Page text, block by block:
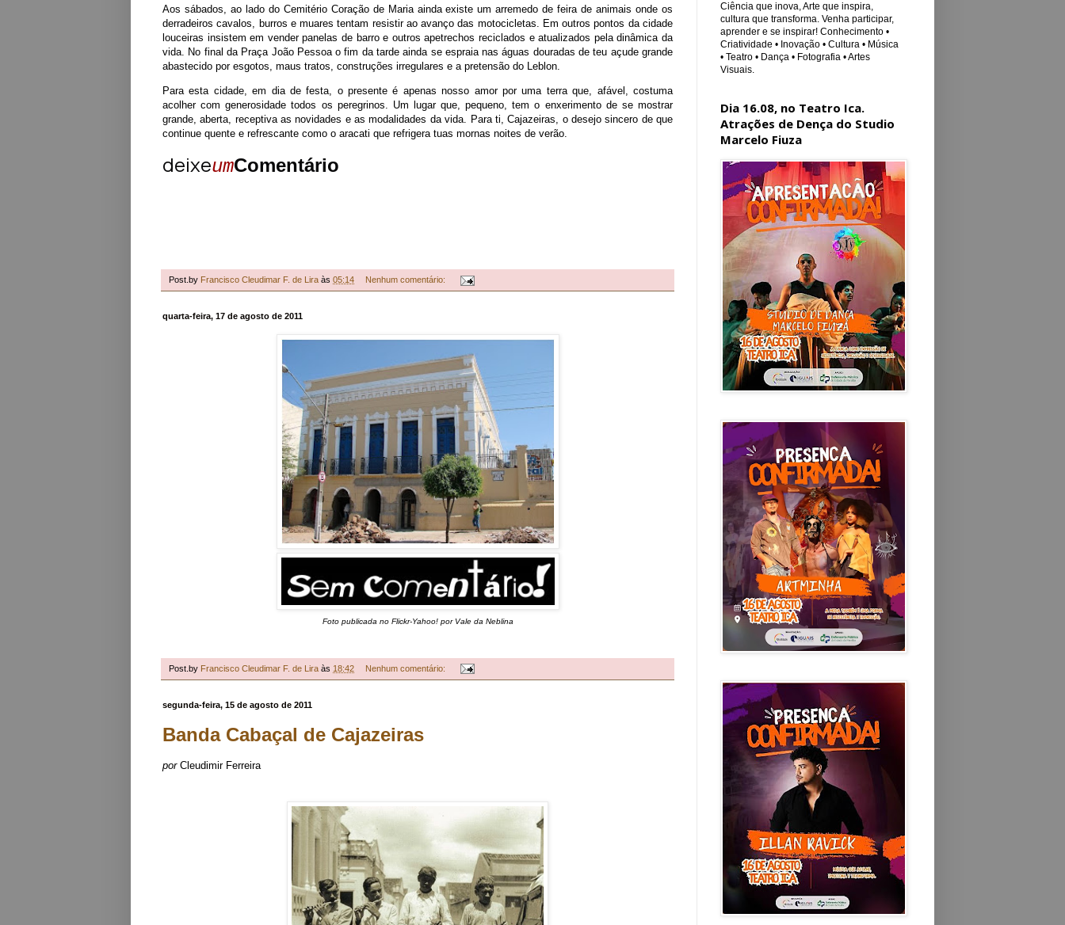
Aos sábados, ao lado do Cemitério Coração de Maria ainda existe um arremedo de feira de animais onde os
derradeiros cavalos, burros e muares tentam resistir ao avanço das motocicletas. Em outros pontos da cidade
louceiras insistem em vender panelas de barro e outros apetrechos reciclados e atualizados pela dinâmica da
vida. No final da Praça João Pessoa o fim da tarde ainda se espraia nas águas douradas de teu açude grande
abastecido por esgotos, maus tratos, construções irregulares e a pretensão do Leblon.
Para esta cidade, em dia de festa, o presente é apenas nosso amor por uma terra que, afável, costuma
acolher com generosidade todos os peregrinos. Um lugar que, pequeno, tem o enxerimento de se mostrar
grande, aberta, receptiva as novidades e as modalidades da vida. Para ti, Cajazeiras, o desejo sincero de que
continue quente e refrescante como o aracati que refrigera tuas mornas noites de verão.
deixeumComentário
Post.by Francisco Cleudimar F. de Lira às 05:14 Nenhum comentário:
quarta-feira, 17 de agosto de 2011
Foto publicada no Flickr-Yahoo! por Vale da Neblina
Post.by Francisco Cleudimar F. de Lira às 18:42 Nenhum comentário:
segunda-feira, 15 de agosto de 2011
Banda Cabaçal de Cajazeiras
por Cleudimir Ferreira
Ciência que inova, Arte que inspira,
cultura que transforma. Venha participar,
aprender e se inspirar! Conhecimento •
Criatividade • Inovação • Cultura • Música
• Teatro • Dança • Fotografia • Artes
Visuais.
Dia 16.08, no Teatro Ica.
Atrações de Dença do Studio
Marcelo Fiuza